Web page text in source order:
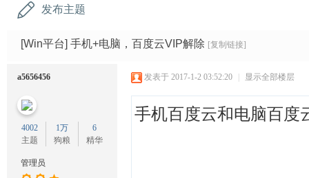
发布主题
[Win平台] 手机+电脑，百度云VIP解除 [复制链接]
a5656456
4002
主题
1万
狗粮
6
精华
管理员
发表于 2017-1-2 03:52:20 | 显示全部楼层
手机百度云和电脑百度